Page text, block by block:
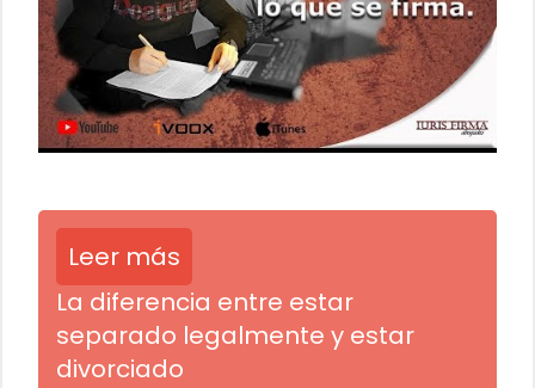
Leer más
La diferencia entre estar
separado legalmente y estar
divorciado